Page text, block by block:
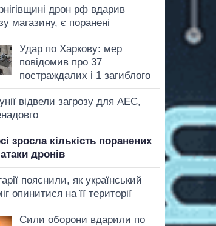
дрон рф вдарив
магазину, є поранені
Удар по Харкову: мер
повідомив про 37
постраждалих і 1 загиблого
відвели загрозу для АЕС,
зросла кількість поранених
дронів
пояснили, як український
опинитися на її території
Сили оборони вдарили по